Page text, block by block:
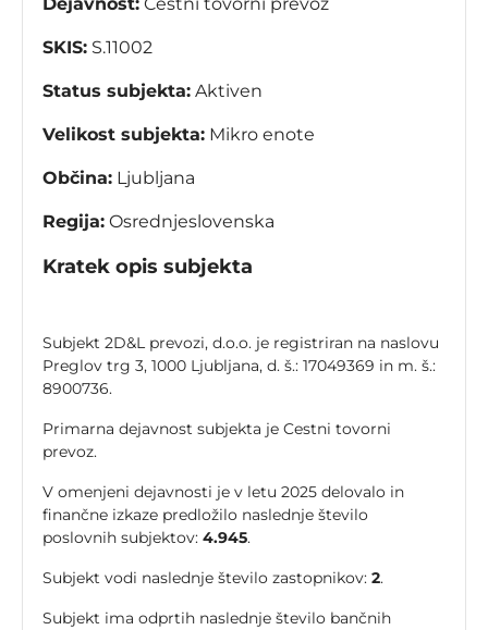
SKIS: S.11002
Status subjekta: Aktiven
Velikost subjekta: Mikro enote
Občina: Ljubljana
Regija: Osrednjeslovenska
Kratek opis subjekta
Subjekt 2D&L prevozi, d.o.o. je registriran na naslovu
Preglov trg 3, 1000 Ljubljana, d. š.: 17049369 in m. š.:
8900736.
Primarna dejavnost subjekta je Cestni tovorni
prevoz.
V omenjeni dejavnosti je v letu 2025 delovalo in
finančne izkaze predložilo naslednje število
poslovnih subjektov: 4.945.
Subjekt vodi naslednje število zastopnikov: 2.
Subjekt ima odprtih naslednje število bančnih